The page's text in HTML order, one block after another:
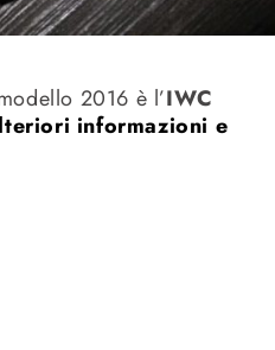
2016 è l’IWC
informazioni e